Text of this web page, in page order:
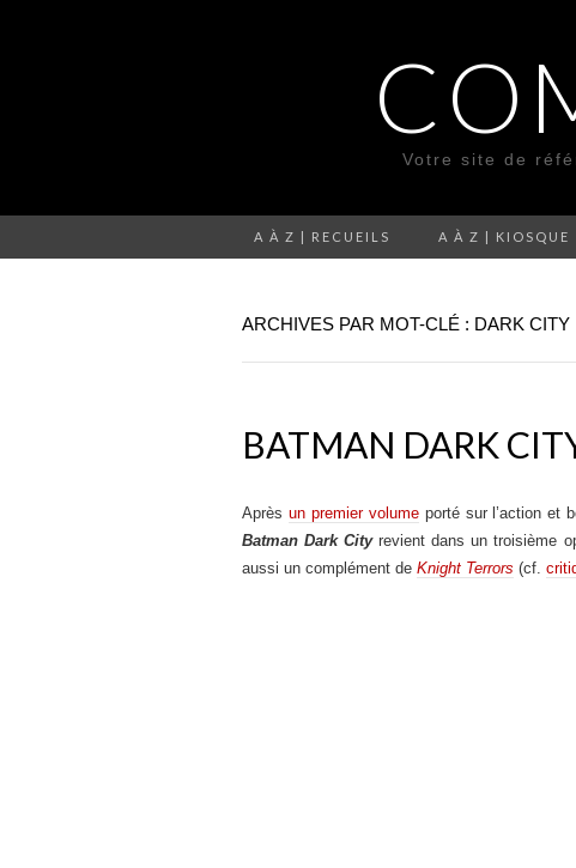
Votre site de
A À Z | RECUEILS A À Z | KIOSQUE
ARCHIVES PAR MOT-CLÉ : DARK CITY
BATMAN DARK
Après un premier volumeporté sur l’action et
Batman Dark Cityrevient dans un troisième
aussi un complément de Knight Terrors (cf.